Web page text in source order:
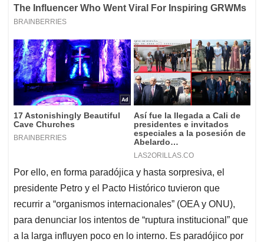
Por ello, en forma paradójica y hasta sorpresiva, el
presidente Petro y el Pacto Histórico tuvieron que
recurrir a “organismos internacionales” (OEA y ONU),
para denunciar los intentos de “ruptura institucional” que
a la larga influyen poco en lo interno. Es paradójico por